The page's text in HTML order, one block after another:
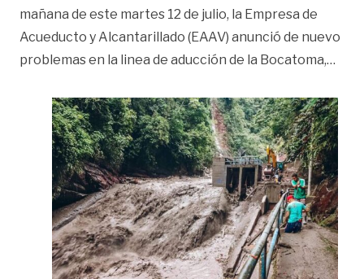
mañana de este martes 12 de julio, la Empresa de
Acueducto y Alcantarillado (EAAV) anunció de nuevo
problemas en la linea de aducción de la Bocatoma,…